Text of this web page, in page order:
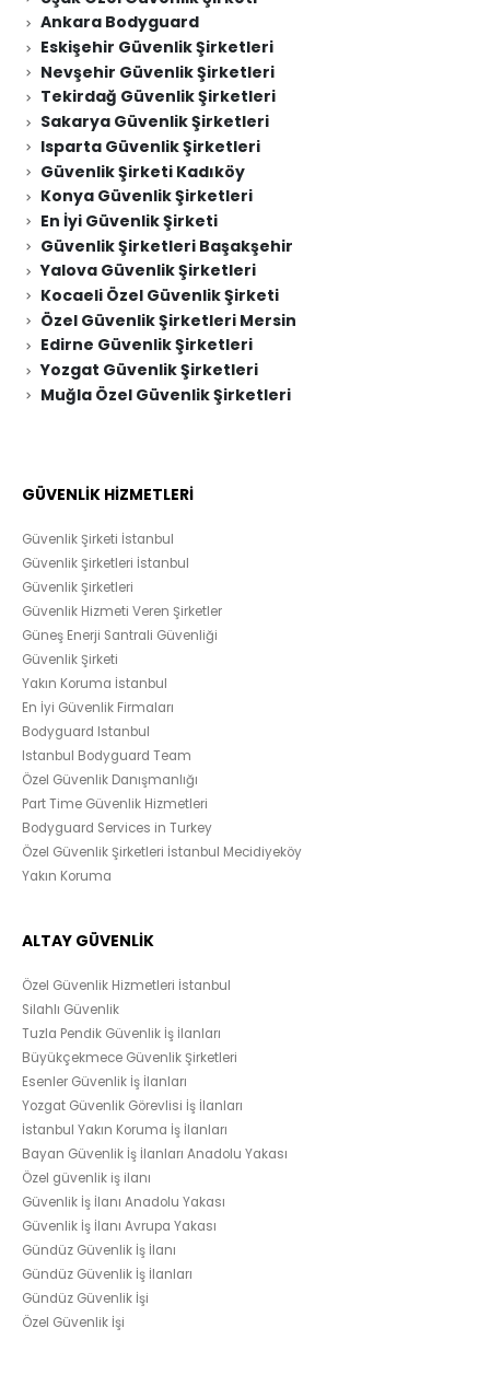
Ankara Bodyguard
Eskişehir Güvenlik Şirketleri
Nevşehir Güvenlik Şirketleri
Tekirdağ Güvenlik Şirketleri
Sakarya Güvenlik Şirketleri
Isparta Güvenlik Şirketleri
Güvenlik Şirketi Kadıköy
Konya Güvenlik Şirketleri
En İyi Güvenlik Şirketi
Güvenlik Şirketleri Başakşehir
Yalova Güvenlik Şirketleri
Kocaeli Özel Güvenlik Şirketi
Özel Güvenlik Şirketleri Mersin
Edirne Güvenlik Şirketleri
Yozgat Güvenlik Şirketleri
Muğla Özel Güvenlik Şirketleri
GÜVENLİK HİZMETLERİ
Güvenlik Şirketi İstanbul
Güvenlik Şirketleri İstanbul
Güvenlik Şirketleri
Güvenlik Hizmeti Veren Şirketler
Güneş Enerji Santrali Güvenliği
Güvenlik Şirketi
Yakın Koruma İstanbul
En İyi Güvenlik Firmaları
Bodyguard Istanbul
Istanbul Bodyguard Team
Özel Güvenlik Danışmanlığı
Part Time Güvenlik Hizmetleri
Bodyguard Services in Turkey
Özel Güvenlik Şirketleri İstanbul Mecidiyeköy
Yakın Koruma
ALTAY GÜVENLİK
Özel Güvenlik Hizmetleri İstanbul
Silahlı Güvenlik
Tuzla Pendik Güvenlik İş İlanları
Büyükçekmece Güvenlik Şirketleri
Esenler Güvenlik İş İlanları
Yozgat Güvenlik Görevlisi İş İlanları
İstanbul Yakın Koruma İş İlanları
Bayan Güvenlik İş İlanları Anadolu Yakası
Özel güvenlik iş ilanı
Güvenlik İş İlanı Anadolu Yakası
Güvenlik İş İlanı Avrupa Yakası
Gündüz Güvenlik İş İlanı
Gündüz Güvenlik İş İlanları
Gündüz Güvenlik İşi
Özel Güvenlik İşi